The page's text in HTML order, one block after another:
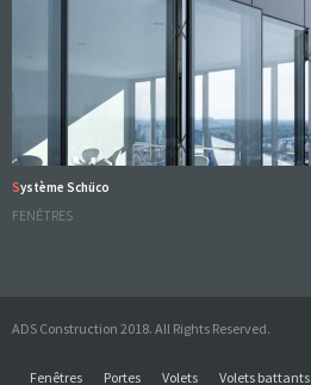
Système Schüco
FENÊTRES
ADS Construction 2018. All Rights Reserved.
Fenêtres Portes Volets Volets battants